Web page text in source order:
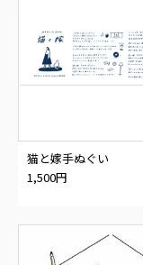
猫と嫁手ぬぐい
1,500円